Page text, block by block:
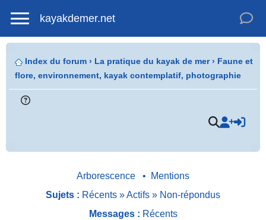
kayakdemer.net
Index du forum › La pratique du kayak de mer› Faune et
flore, environnement, kayak contemplatif, photographie
Arborescence •
Mentions
Sujets : Récents »Actifs » Non-répondus
Messages : Récents